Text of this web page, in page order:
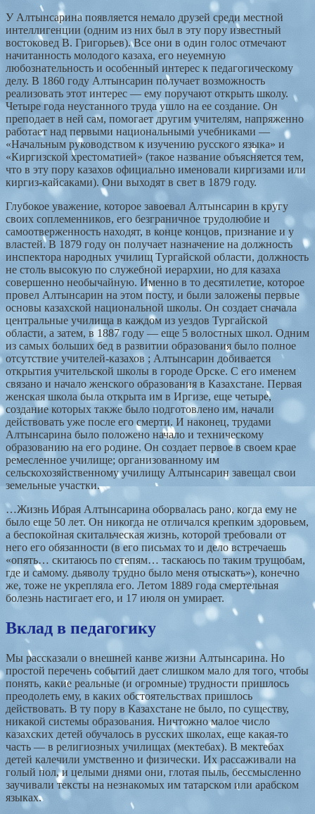
У Алтынсарина появляется немало друзей среди местной
интеллигенции (одним из них был в эту пору известный
востоковед В. Григорьев). Все они в один голос отмечают
начитанность молодого казаха, его неуемную
любознательность и особенный интерес к педагогическому
делу. В 1860 году Алтынсарин получает возможность
реализовать этот интерес — ему поручают открыть школу.
Четыре года неустанного труда ушло на ее создание. Он
преподает в ней сам, помогает другим учителям, напряженно
работает над первыми национальными учебниками —
«Начальным руководством к изучению русского языка» и
«Киргизской хрестоматией» (такое название объясняется тем,
что в эту пору казахов официально именовали киргизами или
киргиз-кайсаками). Они выходят в свет в 1879 году.
Глубокое уважение, которое завоевал Алтынсарин в кругу
своих соплеменников, его безграничное трудолюбие и
самоотверженность находят, в конце концов, признание и у
властей. В 1879 году он получает назначение на должность
инспектора народных училищ Тургайской области, должность
не столь высокую по служебной иерархии, но для казаха
совершенно необычайную. Именно в то десятилетие, которое
провел Алтынсарин на этом посту, и были заложены первые
основы казахской национальной школы. Он создает сначала
центральные училища в каждом из уездов Тургайской
области, а затем, в 1887 году — еще 5 волостных школ. Одним
из самых больших бед в развитии образования было полное
отсутствие учителей-казахов ; Алтынсарин добивается
открытия учительской школы в городе Орске. С его именем
связано и начало женского образования в Казахстане. Первая
женская школа была открыта им в Иргизе, еще четыре,
создание которых также было подготовлено им, начали
действовать уже после его смерти. И наконец, трудами
Алтынсарина было положено начало и техническому
образованию на его родине. Он создает первое в своем крае
ремесленное училище; организованному им
сельскохозяйственному училищу Алтынсарин завещал свои
земельные участки.
…Жизнь Ибрая Алтынсарина оборвалась рано, когда ему не
было еще 50 лет. Он никогда не отличался крепким здоровьем,
а беспокойная скитальческая жизнь, которой требовали от
него его обязанности (в его письмах то и дело встречаешь
«опять… скитаюсь по степям… таскаюсь по таким трущобам,
где и самому. дьяволу трудно было меня отыскать»), конечно
же, тоже не укрепляла его. Летом 1889 года смертельная
болезнь настигает его, и 17 июля он умирает.
Вклад в педагогику
Мы рассказали о внешней канве жизни Алтынсарина. Но
простой перечень событий дает слишком мало для того, чтобы
понять, какие реальные (и огромные) трудности пришлось
преодолеть ему, в каких обстоятельствах пришлось
действовать. В ту пору в Казахстане не было, по существу,
никакой системы образования. Ничтожно малое число
казахских детей обучалось в русских школах, еще какая-то
часть — в религиозных училищах (мектебах). В мектебах
детей калечили умственно и физически. Их рассаживали на
голый пол, и целыми днями они, глотая пыль, бессмысленно
заучивали тексты на незнакомых им татарском или арабском
языках.